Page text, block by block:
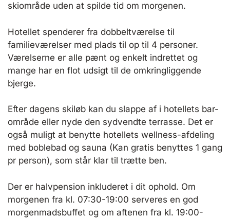
skiområde uden at spilde tid om morgenen.
Hotellet spenderer fra dobbeltværelse til
familieværelser med plads til op til 4 personer.
Værelserne er alle pænt og enkelt indrettet og
mange har en flot udsigt til de omkringliggende
bjerge.
Efter dagens skiløb kan du slappe af i hotellets bar-
område eller nyde den sydvendte terrasse. Det er
også muligt at benytte hotellets wellness-afdeling
med boblebad og sauna (Kan gratis benyttes 1 gang
pr person), som står klar til trætte ben.
Der er halvpension inkluderet i dit ophold. Om
morgenen fra kl. 07:30-19:00 serveres en god
morgenmadsbuffet og om aftenen fra kl. 19:00-